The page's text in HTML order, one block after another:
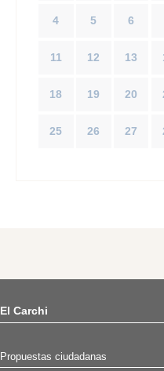
4 5 6
11 12 13
18 19 20
25 26 27
El Carchi
Propuestas ciudadanas